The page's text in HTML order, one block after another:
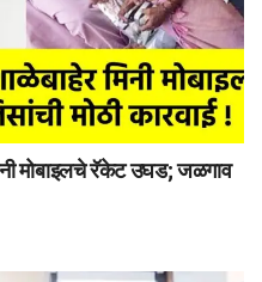
मोबाइलचे रॅकेट उघड; जळगाव